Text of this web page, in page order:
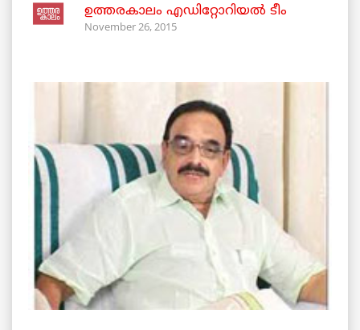
ഉത്തരകാലം എഡിറ്റോറിയല്‍ ടീം
November 26, 2015